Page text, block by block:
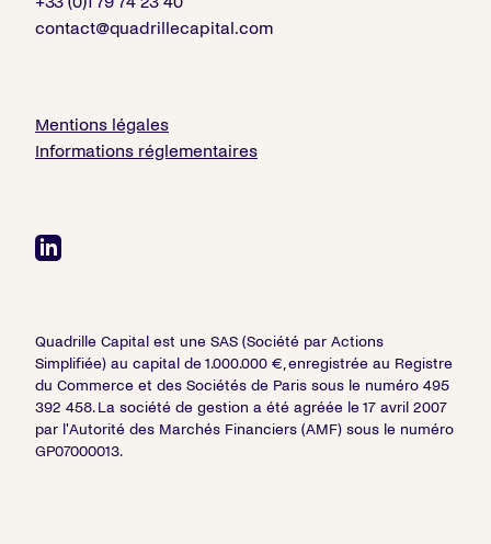
contact@quadrillecapital.com
Mentions légales
Informations réglementaires
Quadrille Capital est une SAS (Société par Actions
Simplifiée) au capital de 1.000.000 €, enregistrée au Registre
du Commerce et des Sociétés de Paris sous le numéro 495
392 458. La société de gestion a été agréée le 17 avril 2007
par l'Autorité des Marchés Financiers (AMF) sous le numéro
GP07000013.